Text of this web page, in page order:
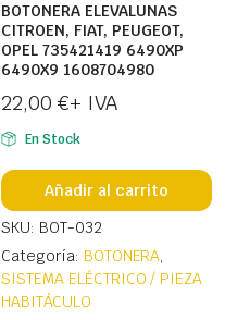
BOTONERA ELEVALUNAS
CITROEN, FIAT, PEUGEOT,
OPEL 735421419 6490XP
6490X9 1608704980
22,00 €+ IVA
En Stock
Añadir al carrito
SKU: BOT-032
Categoría: BOTONERA,
SISTEMA ELÉCTRICO / PIEZA
HABITÁCULO